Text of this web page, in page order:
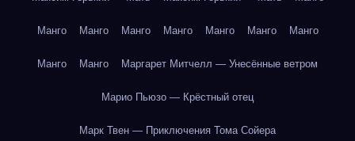
Манго Манго Манго Манго Манго Манго Манго
Манго Манго Маргарет Митчелл — Унесённые ветром
Марио Пьюзо — Крёстный отец
Марк Твен — Приключения Тома Сойера